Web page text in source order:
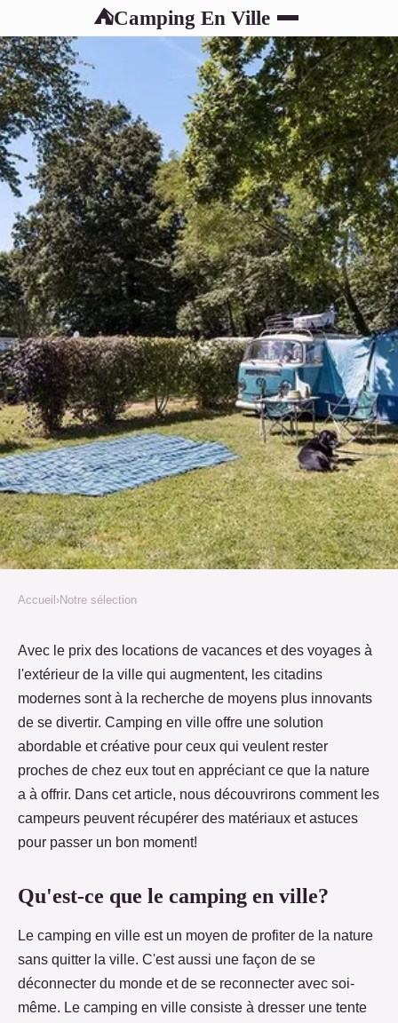
⛺Camping En Ville
Camping en ville: l'art de la
récupération
Tania• 29 octobre 2022•2 min de lecture
Accueil ›Notre sélection
Avec le prix des locations de vacances et des voyages à
l'extérieur de la ville qui augmentent, les citadins
modernes sont à la recherche de moyens plus innovants
de se divertir. Camping en ville offre une solution
abordable et créative pour ceux qui veulent rester
proches de chez eux tout en appréciant ce que la nature
a à offrir. Dans cet article, nous découvrirons comment les
campeurs peuvent récupérer des matériaux et astuces
pour passer un bon moment!
Qu'est-ce que le camping en ville?
Le camping en ville est un moyen de profiter de la nature
sans quitter la ville. C'est aussi une façon de se
déconnecter du monde et de se reconnecter avec soi-
même. Le camping en ville consiste à dresser une tente